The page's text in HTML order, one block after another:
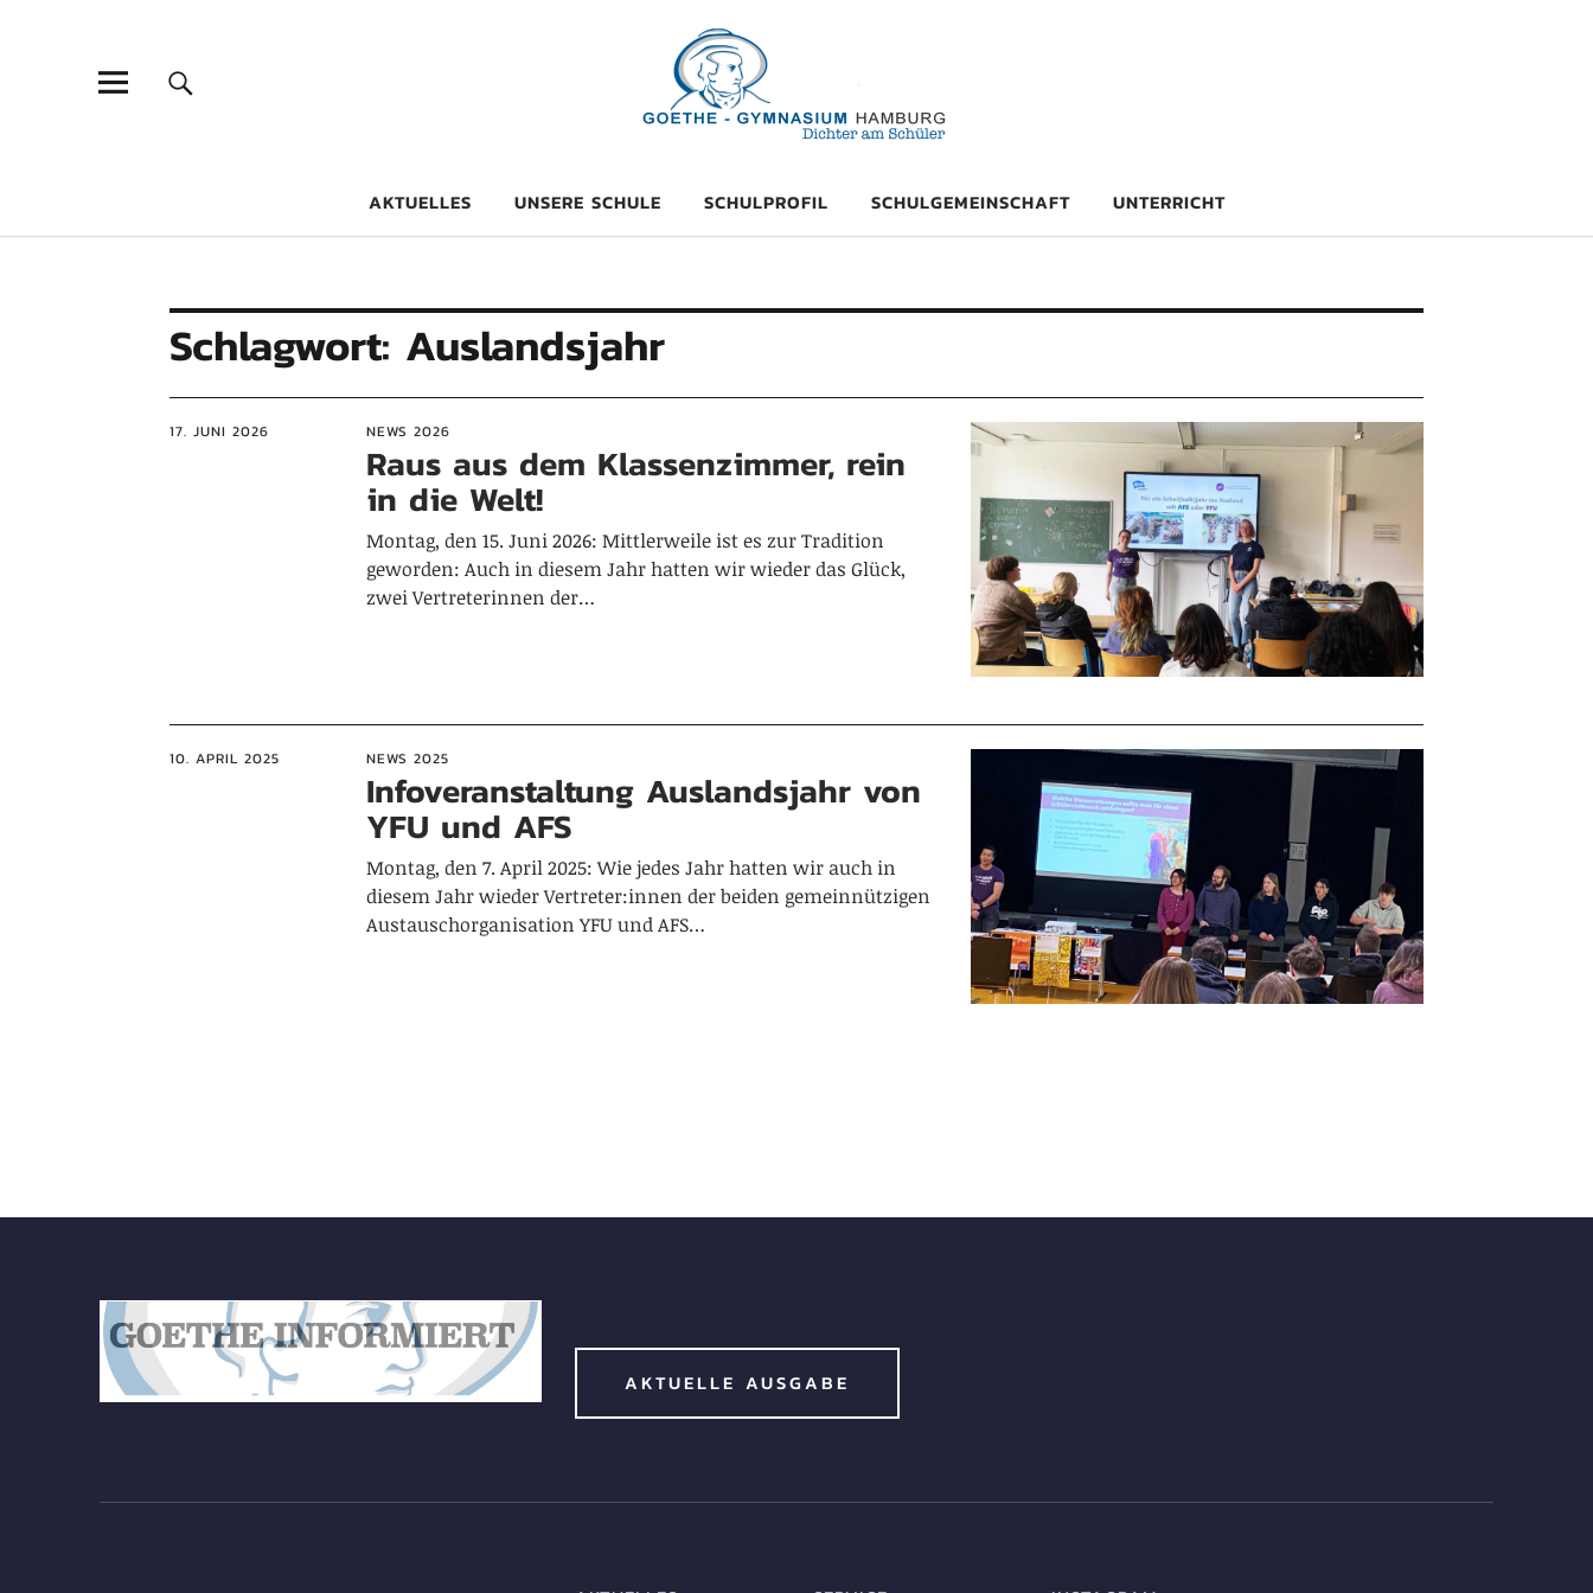
Goethe-Gymnasium Hamburg
AKTUELLES UNSERE SCHULE SCHULPROFIL SCHULGEMEINSCHAFT UNTERRICHT
Schlagwort: Auslandsjahr
17. JUNI 2026 NEWS 2026
Raus aus dem Klassenzimmer, rein
in die Welt!
Montag, den 15. Juni 2026: Mittlerweile ist es zur Tradition
geworden: Auch in diesem Jahr hatten wir wieder das Glück,
zwei Vertreterinnen der…
10. APRIL 2025 NEWS 2025
Infoveranstaltung Auslandsjahr von
YFU und AFS
Montag, den 7. April 2025: Wie jedes Jahr hatten wir auch in
diesem Jahr wieder Vertreter:innen der beiden gemeinnützigen
Austauschorganisation YFU und AFS…
AKTUELLE AUSGABE